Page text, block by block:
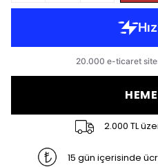
2.000 TL
15 gün içerisinde